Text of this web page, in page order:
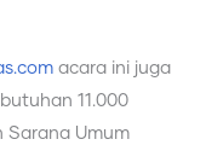
acara ini juga
11.000
Sarana Umum